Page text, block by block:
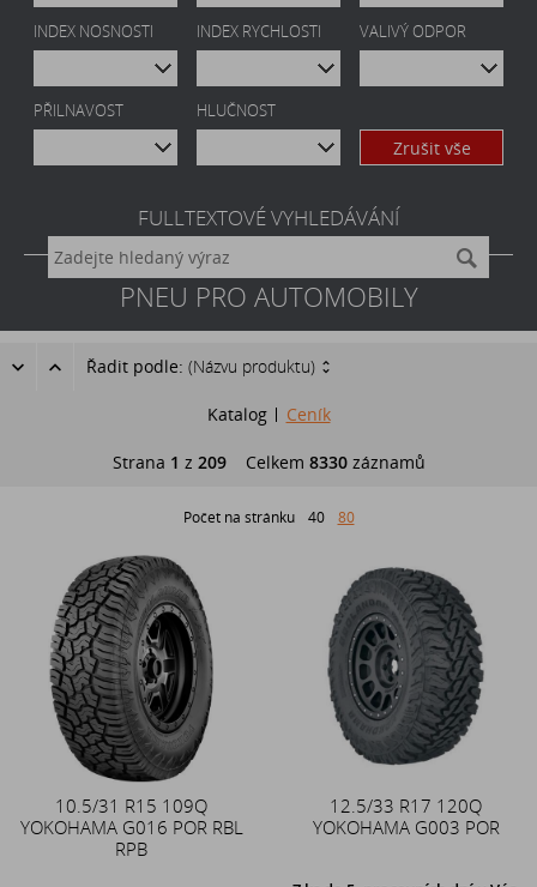
INDEX NOSNOSTI INDEX RYCHLOSTI VALIVÝ ODPOR
PŘILNAVOST HLUČNOST
Zrušit vše
FULLTEXTOVÉ VYHLEDÁVÁNÍ
PNEU PRO AUTOMOBILY
Řadit podle: (Názvu produktu)
Katalog Ceník
Strana 1 z 209Celkem 8330záznamů
Počet na stránku 40 80
10.5/31 R15 109Q
YOKOHAMA G016 POR RBL
RPB
12.5/33 R17 120Q
YOKOHAMA G003 POR